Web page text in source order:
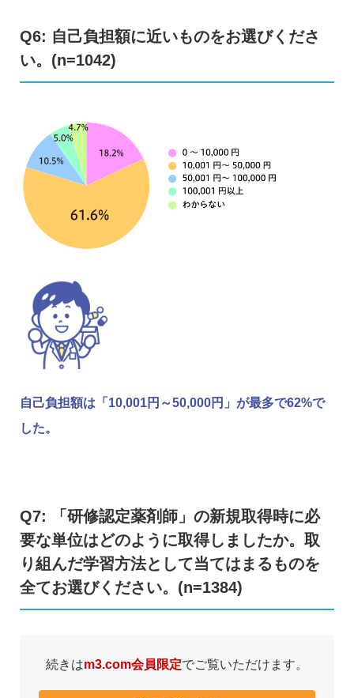
Q6: 自己負担額に近いものをお選びくださ
い。(n=1042)
自己負担額は「10,001円～50,000円」が最多で62%で
した。
Q7: 「研修認定薬剤師」の新規取得時に必
要な単位はどのように取得しましたか。取
り組んだ学習方法として当てはまるものを
全てお選びください。(n=1384)
続きはm3.com会員限定でご覧いただけます。